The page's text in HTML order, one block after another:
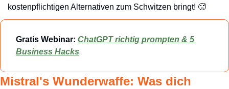
kostenpflichtigen Alternativen zum Schwitzen bringt! 🥵
Gratis Webinar: ChatGPT richtig prompten & 5
Business Hacks
Mistral's Wunderwaffe: Was dich